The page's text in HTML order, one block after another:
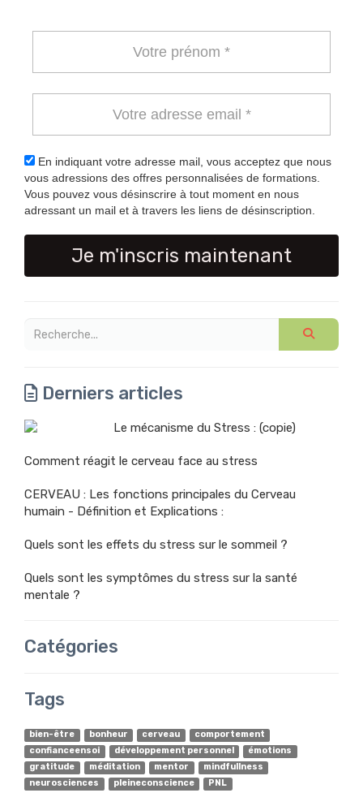
En indiquant votre adresse mail, vous acceptez que nous
vous adressions des offres personnalisées de formations.
Vous pouvez vous désinscrire à tout moment en nous
adressant un mail et à travers les liens de désinscription.
Je m'inscris maintenant
Derniers articles
Le mécanisme du Stress : (copie)
Comment réagit le cerveau face au stress
CERVEAU : Les fonctions principales du Cerveau
humain - Définition et Explications :
Quels sont les effets du stress sur le sommeil ?
Quels sont les symptômes du stress sur la santé
mentale ?
Catégories
Tags
bien-être bonheur cerveau
comportement
confianceensoi
développement personnel
émotions
gratitude
méditation mentor
mindfullness
neurosciences
pleineconscience PNL